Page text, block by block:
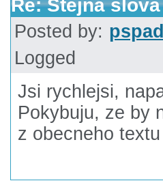
Re: Stejná
Posted by:
Logged
Jsi rychlejsi,
Pokybuju, ze by
z obecneho textu